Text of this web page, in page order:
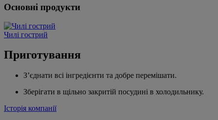
Основні продукти
Чилі гострий
Приготування
З’єднати всі інгредієнти та добре перемішати.
Зберігати в щільно закритій посудині в холодильнику.
Історія компанії